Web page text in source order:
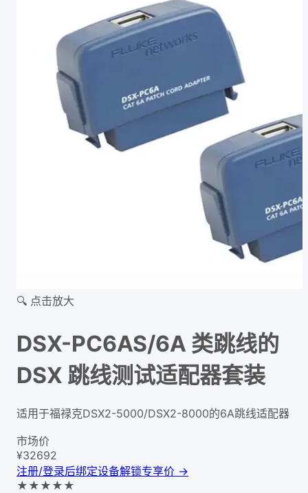
🔍 点击放大
DSX-PC6AS/6A 类跳线的
DSX 跳线测试适配器套装
适用于福禄克DSX2-5000/DSX2-8000的6A跳线适配器
市场价
¥32692
注册/登录后绑定设备解锁专享价 →
★ ★ ★ ★ ★